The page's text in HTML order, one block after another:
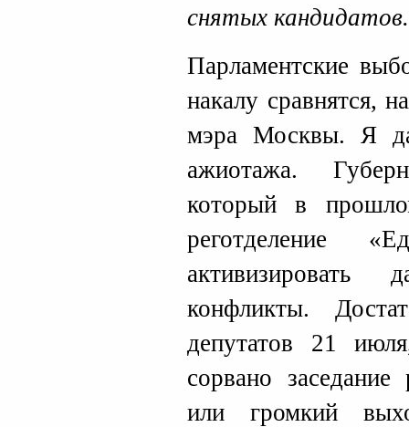
снятых кандидатов.
Парламентские
накалу сравнятся,
мэра Москвы. Я
ажиотажа.
который в
реготделение
конфликты.
депутатов 21
сорвано заседание
или громкий